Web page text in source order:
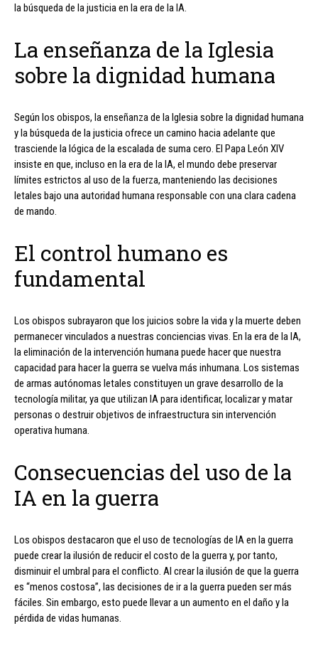
la búsqueda de la justicia en la era de la IA.
La enseñanza de la Iglesia
sobre la dignidad humana
Según los obispos, la enseñanza de la Iglesia sobre la dignidad humana
y la búsqueda de la justicia ofrece un camino hacia adelante que
trasciende la lógica de la escalada de suma cero. El Papa León XIV
insiste en que, incluso en la era de la IA, el mundo debe preservar
límites estrictos al uso de la fuerza, manteniendo las decisiones
letales bajo una autoridad humana responsable con una clara cadena
de mando.
El control humano es
fundamental
Los obispos subrayaron que los juicios sobre la vida y la muerte deben
permanecer vinculados a nuestras conciencias vivas. En la era de la IA,
la eliminación de la intervención humana puede hacer que nuestra
capacidad para hacer la guerra se vuelva más inhumana. Los sistemas
de armas autónomas letales constituyen un grave desarrollo de la
tecnología militar, ya que utilizan IA para identificar, localizar y matar
personas o destruir objetivos de infraestructura sin intervención
operativa humana.
Consecuencias del uso de la
IA en la guerra
Los obispos destacaron que el uso de tecnologías de IA en la guerra
puede crear la ilusión de reducir el costo de la guerra y, por tanto,
disminuir el umbral para el conflicto. Al crear la ilusión de que la guerra
es “menos costosa”, las decisiones de ir a la guerra pueden ser más
fáciles. Sin embargo, esto puede llevar a un aumento en el daño y la
pérdida de vidas humanas.